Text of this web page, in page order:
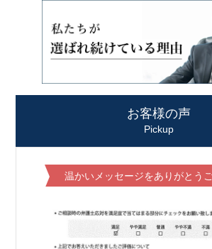
お客様の声
Pickup
温かいメッセージをありがとう